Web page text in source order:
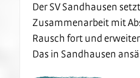
Der SV Sandhausen
Zusammenarbeit mit
Rausch fort und
Das in Sandhausen